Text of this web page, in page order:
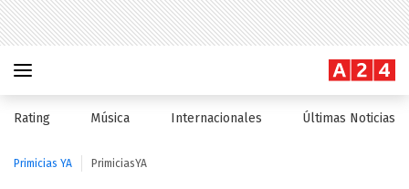
Rating Música Internacionales Últimas Noticias
Primicias YA PrimiciasYA